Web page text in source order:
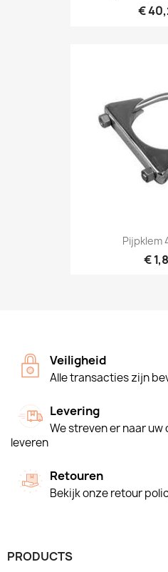
€
Pijpklem
€
Veiligheid
Alle transacties zijn
Levering
We streven er naar
leveren
Retouren
Bekijk onze retour
PRODUCTS